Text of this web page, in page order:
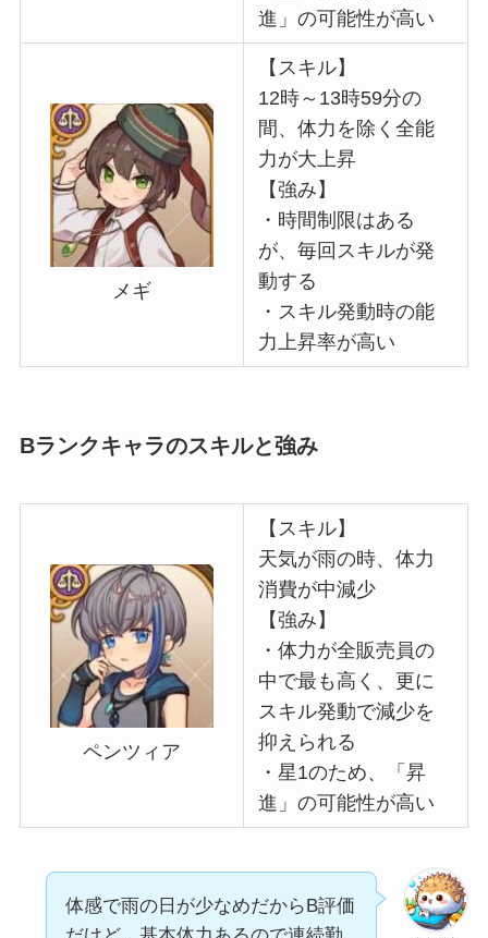
進」の可能性が高い
メギ
【スキル】
12時～13時59分の
間、体力を除く全能
力が大上昇
【強み】
・時間制限はある
が、毎回スキルが発
動する
・スキル発動時の能
力上昇率が高い
Bランクキャラのスキルと強み
ペンツィア
【スキル】
天気が雨の時、体力
消費が中減少
【強み】
・体力が全販売員の
中で最も高く、更に
スキル発動で減少を
抑えられる
・星1のため、「昇
進」の可能性が高い
体感で雨の日が少なめだからB評価